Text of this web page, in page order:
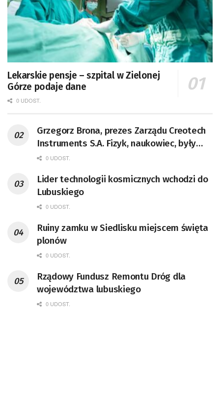
Lekarskie pensje – szpital w Zielonej
Górze podaje dane
0 UDOST.
Grzegorz Brona, prezes Zarządu Creotech
Instruments S.A. Fizyk, naukowiec, były
pracownik CERN w Genewie,
doktor habilitowany nauk fizycznych,
koordynator Rady Sektorowej ds.
Kompetencji Przemysłu Lotniczo-
Badań Kosmicznych i Satelitarnych PAN.
0 UDOST.
Lider technologii kosmicznych wchodzi do
Lubuskiego
0 UDOST.
Ruiny zamku w Siedlisku miejscem święta
plonów
0 UDOST.
Rządowy Fundusz Remontu Dróg dla
województwa lubuskiego
0 UDOST.